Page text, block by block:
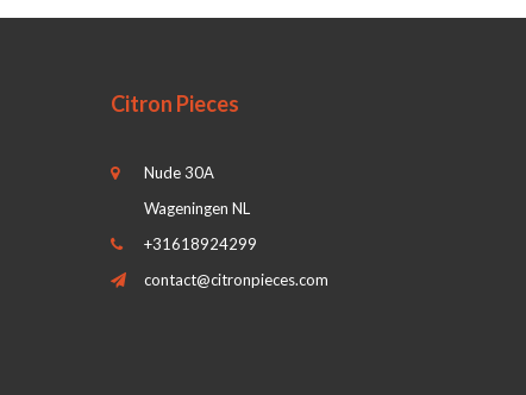
Citron Pieces
Nude 30A
Wageningen NL
+31618924299
contact@citronpieces.com